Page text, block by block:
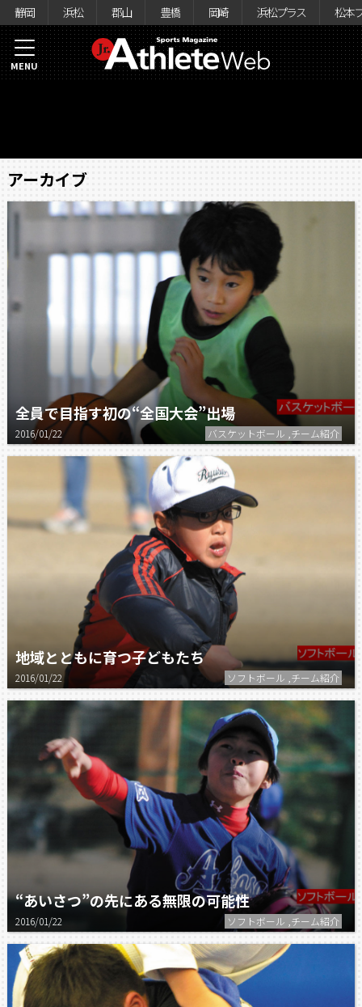
静岡 浜松 郡山 豊橋 岡崎 浜松プラス 松本
MENU
アーカイブ
全員で目指す初の“全国大会”出場
2016/01/22 バスケットボール ,チーム紹介
地域とともに育つ子どもたち
2016/01/22 ソフトボール ,チーム紹介
“あいさつ”の先にある無限の可能性
2016/01/22 ソフトボール ,チーム紹介